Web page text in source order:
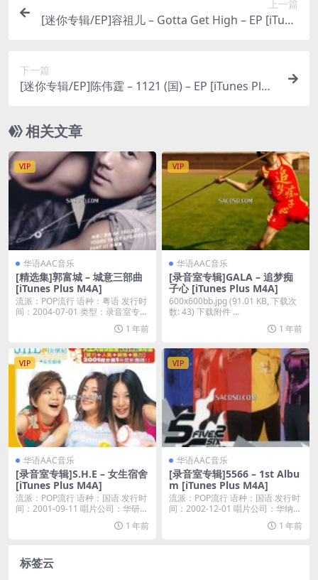
上一篇
[迷你专辑/EP]容祖儿 – Gotta Get High – EP [iTune
下一篇
[迷你专辑/EP]陈伟霆 – 1121 (国) – EP [iTunes Plus
相关文章
VIP
华语AAC音乐
[精选集]郭富城 – 城意三部曲
[iTunes Plus M4A]
流派：POP流行 语种：粤语 发行时
间：2004-07-01 类型：录音室专辑
1 年前
VIP
华语AAC音乐
[录音室专辑]GALA – 追梦痴
子心 [iTunes Plus M4A]
600x600bb.jpg (91.01 KB, 下载次
数: 43) 下载附件 ...
1 年前
VIP
华语AAC音乐
[录音室专辑]S.H.E – 女生宿舍
[iTunes Plus M4A]
流派：POP流行 语种：国语 发行时
间：2001-09-11 唱片公司：华研国
1 年前
VIP
华语AAC音乐
[录音室专辑]5566 – 1st Albu
m [iTunes Plus M4A]
流派：POP流行 语种：国语 发行时
间：2002-12-01 唱片公司：华纳唱
1 年前
标签云